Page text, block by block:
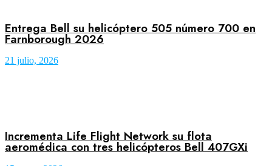
Entrega Bell su helicóptero 505 número 700 en
Farnborough 2026
21 julio, 2026
Incrementa Life Flight Network su flota
aeromédica con tres helicópteros Bell 407GXi